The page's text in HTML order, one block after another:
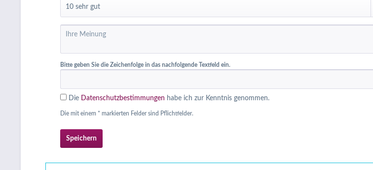
Bitte geben Sie die Zeichenfolge in das nachfolgende Textfeld ein.
Die Datenschutzbestimmungen habe ich zur Kenntnis genommen.
Die mit einem * markierten Felder sind Pflichtfelder.
Speichern